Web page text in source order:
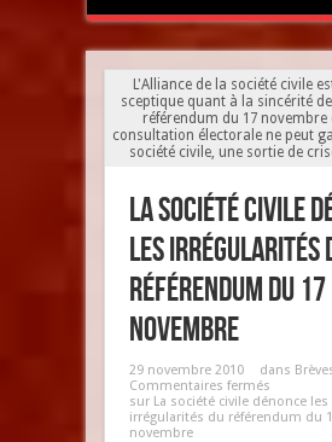
L'Alliance de la société civile
sceptique quant à la sincérité
référendum du 17 novembre
consultation électorale ne peut
société civile, une sortie de
La société civile
les irrégularités
référendum du 17
novembre
29 novembre 2010 dans
Commentaires fermés
sur La société civile dénonce les
irrégularités du référendum du
novembre